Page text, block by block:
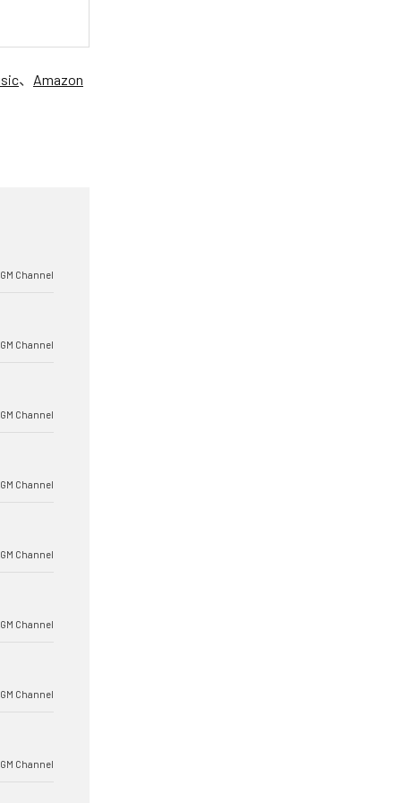
、 Amazon
Channel
Channel
Channel
Channel
Channel
Channel
Channel
Channel